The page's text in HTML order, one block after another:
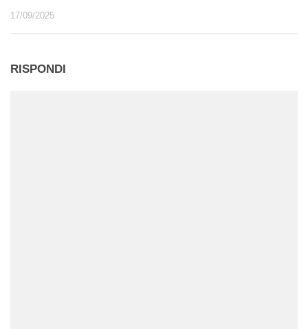
17/09/2025
RISPONDI